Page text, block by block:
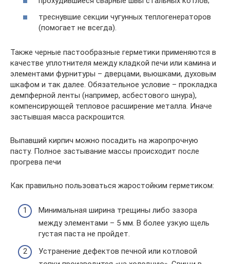
треснувшие секции чугунных теплогенераторов
(помогает не всегда).
Также черные пастообразные герметики применяются в
качестве уплотнителя между кладкой печи или камина и
элементами фурнитуры – дверцами, вьюшками, духовым
шкафом и так далее. Обязательное условие – прокладка
демпферной ленты (например, асбестового шнура),
компенсирующей тепловое расширение металла. Иначе
застывшая масса раскрошится.
Выпавший кирпич можно посадить на жаропрочную
пасту. Полное застывание массы происходит после
прогрева печи
Как правильно пользоваться жаростойким герметиком:
Минимальная ширина трещины либо зазора
между элементами – 5 мм. В более узкую щель
густая паста не пройдет.
Устранение дефектов печной или котловой